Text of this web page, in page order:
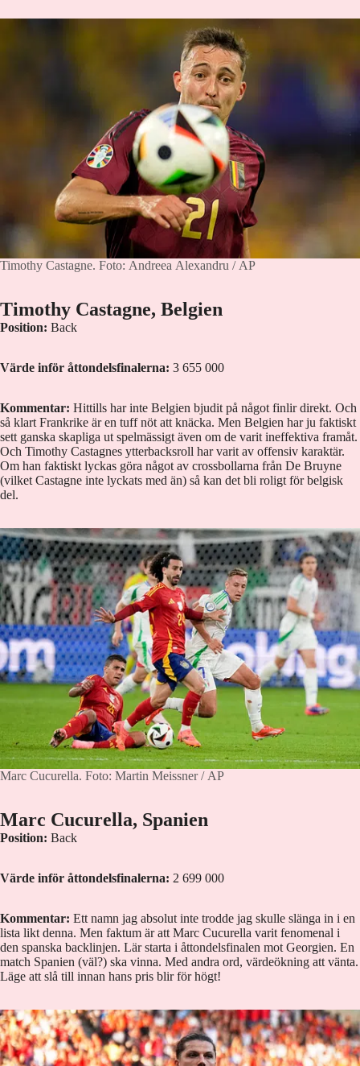
Timothy Castagne. Foto: Andreea Alexandru / AP
Timothy Castagne, Belgien
Position: Back
Värde inför åttondelsfinalerna: 3 655 000
Kommentar: Hittills har inte Belgien bjudit på något finlir direkt. Och
så klart Frankrike är en tuff nöt att knäcka. Men Belgien har ju faktiskt
sett ganska skapliga ut spelmässigt även om de varit ineffektiva framåt.
Och Timothy Castagnes ytterbacksroll har varit av offensiv karaktär.
Om han faktiskt lyckas göra något av crossbollarna från De Bruyne
(vilket Castagne inte lyckats med än) så kan det bli roligt för belgisk
del.
Marc Cucurella. Foto: Martin Meissner / AP
Marc Cucurella, Spanien
Position: Back
Värde inför åttondelsfinalerna: 2 699 000
Kommentar: Ett namn jag absolut inte trodde jag skulle slänga in i en
lista likt denna. Men faktum är att Marc Cucurella varit fenomenal i
den spanska backlinjen. Lär starta i åttondelsfinalen mot Georgien. En
match Spanien (väl?) ska vinna. Med andra ord, värdeökning att vänta.
Läge att slå till innan hans pris blir för högt!